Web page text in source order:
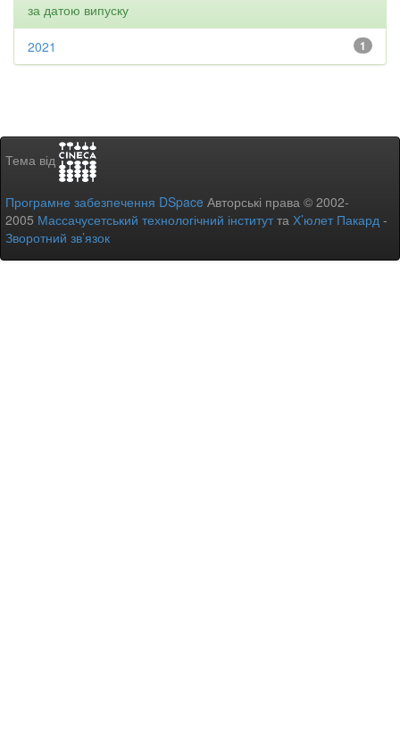
за датою випуску
1
2021
Тема від
Програмне забезпечення DSpace Авторські права © 2002-
2005 Массачусетський технологічний інститутта Х’юлет Пакард -
Зворотний зв’язок